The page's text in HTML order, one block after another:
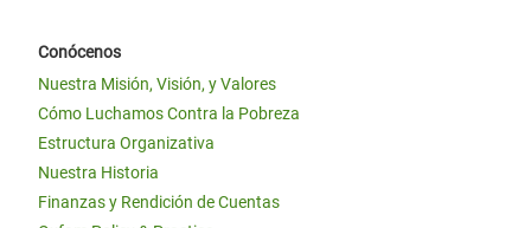
Conócenos
Nuestra Misión, Visión, y Valores
Cómo Luchamos Contra la Pobreza
Estructura Organizativa
Nuestra Historia
Finanzas y Rendición de Cuentas